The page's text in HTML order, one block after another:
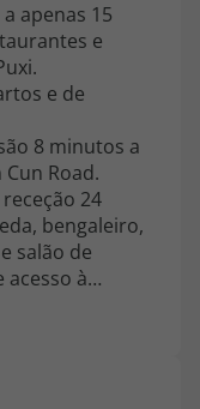
nacional.
de estar
e total facilidade
dispor o nosso call
20:00 e Sábado
apenas 15
e
e de
8 minutos a
Road.
24
bengaleiro,
salão de
acesso à